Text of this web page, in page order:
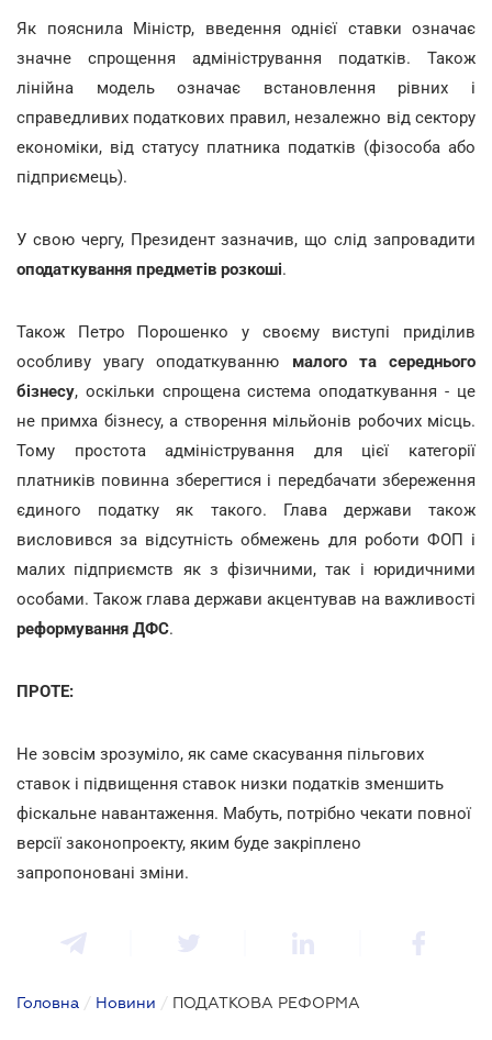
Як пояснила Міністр, введення однієї ставки означає
значне спрощення адміністрування податків. Також
лінійна модель означає встановлення рівних і
справедливих податкових правил, незалежно від сектору
економіки, від статусу платника податків (фізособа або
підприємець).
У свою чергу, Президент зазначив, що слід запровадити
оподаткування предметів розкоші.
Також Петро Порошенко у своєму виступі приділив
особливу увагу оподаткуванню малого та середнього
бізнесу, оскільки спрощена система оподаткування - це
не примха бізнесу, а створення мільйонів робочих місць.
Тому простота адміністрування для цієї категорії
платників повинна зберегтися і передбачати збереження
єдиного податку як такого. Глава держави також
висловився за відсутність обмежень для роботи ФОП і
малих підприємств як з фізичними, так і юридичними
особами. Також глава держави акцентував на важливості
реформування ДФС.
ПРОТЕ:
Не зовсім зрозуміло, як саме скасування пільгових
ставок і підвищення ставок низки податків зменшить
фіскальне навантаження. Мабуть, потрібно чекати повної
версії законопроекту, яким буде закріплено
запропоновані зміни.
Головна / Новини / ПОДАТКОВА РЕФОРМА